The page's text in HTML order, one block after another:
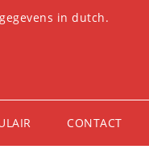
in dutch.
CONTACT